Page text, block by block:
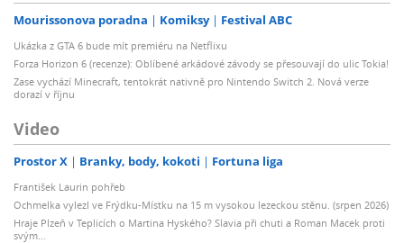
Mourissonova poradna Komiksy Festival ABC
Ukázka z GTA 6 bude mít premiéru na Netflixu
Forza Horizon 6 (recenze): Oblíbené arkádové závody se přesouvají do ulic Tokia!
Zase vychází Minecraft, tentokrát nativně pro Nintendo Switch 2. Nová verze
dorazí v říjnu
Video
Prostor X Branky, body, kokoti Fortuna liga
František Laurin pohřeb
Ochmelka vylezl ve Frýdku-Místku na 15 m vysokou lezeckou stěnu. (srpen 2026)
Hraje Plzeň v Teplicích o Martina Hyského? Slavia při chuti a Roman Macek proti
svým…